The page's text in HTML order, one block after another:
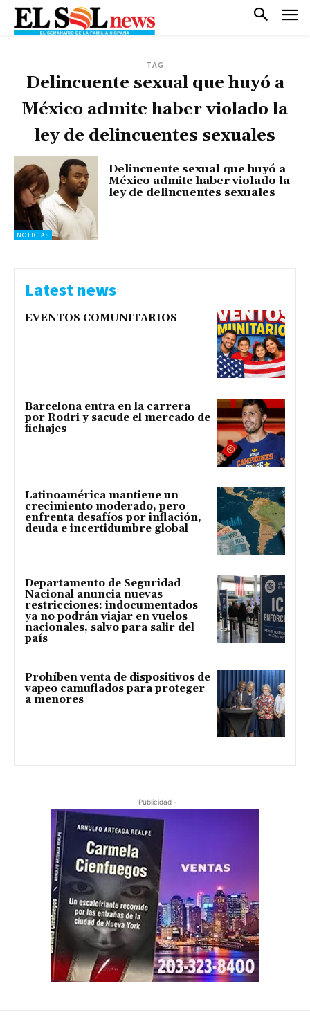
TAG
Delincuente sexual que huyó a
México admite haber violado la
ley de delincuentes sexuales
NOTICIAS
Delincuente sexual que huyó a
México admite haber violado la
ley de delincuentes sexuales
Latest news
EVENTOS COMUNITARIOS
Barcelona entra en la carrera
por Rodri y sacude el mercado de
fichajes
Latinoamérica mantiene un
crecimiento moderado, pero
enfrenta desafíos por inflación,
deuda e incertidumbre global
Departamento de Seguridad
Nacional anuncia nuevas
restricciones: indocumentados
ya no podrán viajar en vuelos
nacionales, salvo para salir del
país
Prohíben venta de dispositivos de
vapeo camuflados para proteger
a menores
- Publicidad -